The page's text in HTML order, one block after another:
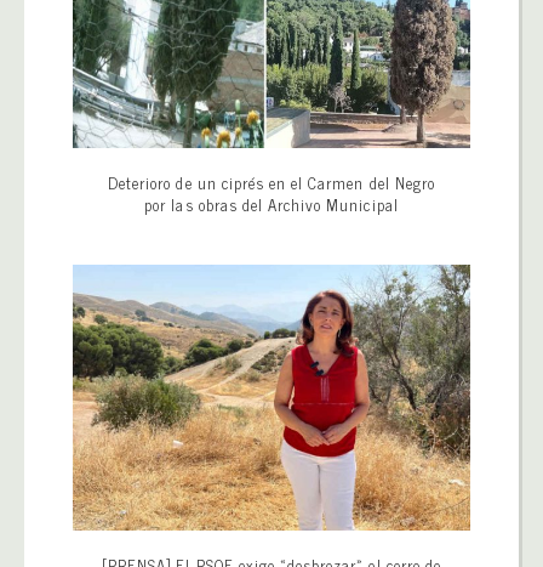
Deterioro de un ciprés en el Carmen del Negro
por las obras del Archivo Municipal